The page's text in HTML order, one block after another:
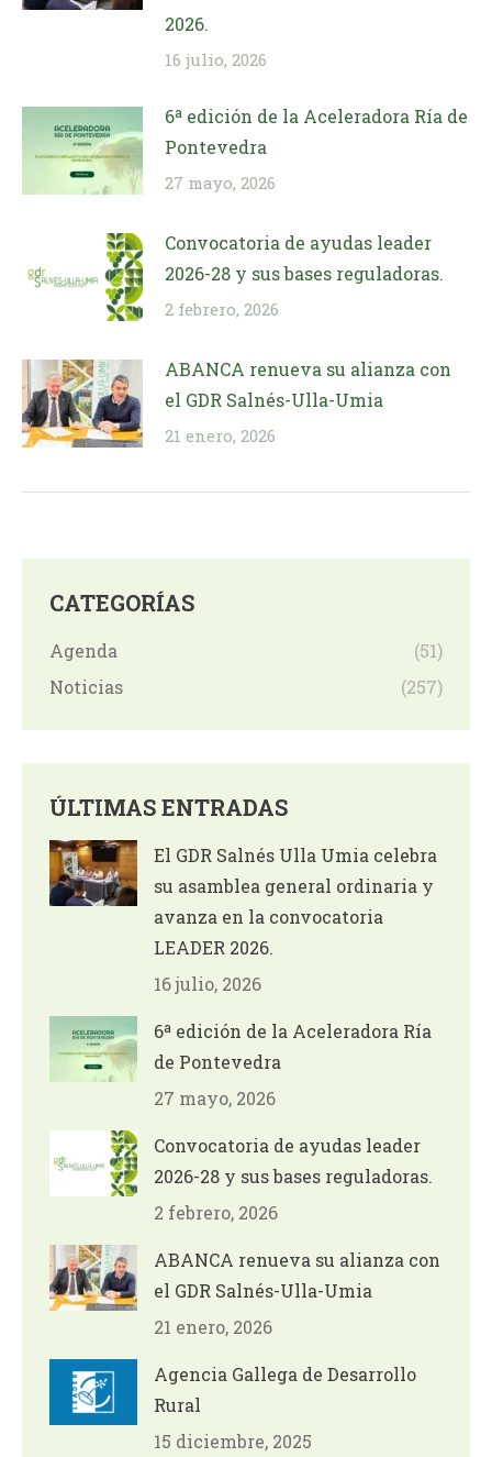
2026.
16 julio, 2026
6ª edición de la Aceleradora Ría de
Pontevedra
27 mayo, 2026
Convocatoria de ayudas leader
2026-28 y sus bases reguladoras.
2 febrero, 2026
ABANCA renueva su alianza con
el GDR Salnés-Ulla-Umia
21 enero, 2026
CATEGORÍAS
Agenda
(51)
Noticias
(257)
ÚLTIMAS ENTRADAS
El GDR Salnés Ulla Umia celebra
su asamblea general ordinaria y
avanza en la convocatoria
LEADER 2026.
16 julio, 2026
6ª edición de la Aceleradora Ría
de Pontevedra
27 mayo, 2026
Convocatoria de ayudas leader
2026-28 y sus bases reguladoras.
2 febrero, 2026
ABANCA renueva su alianza con
el GDR Salnés-Ulla-Umia
21 enero, 2026
Agencia Gallega de Desarrollo
Rural
15 diciembre, 2025